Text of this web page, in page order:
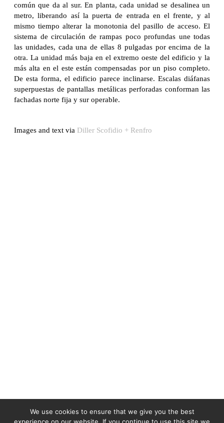
común que da al sur. En planta, cada unidad se desalinea un
metro, liberando así la puerta de entrada en el frente, y al
mismo tiempo alterar la monotonia del pasillo de acceso. El
sistema de circulación de rampas poco profundas une todas
las unidades, cada una de ellas 8 pulgadas por encima de la
otra. La unidad más baja en el extremo oeste del edificio y la
más alta en el este están compensadas por un piso completo.
De esta forma, el edificio parece inclinarse. Escalas diáfanas
superpuestas de pantallas metálicas perforadas conforman las
fachadas norte fija y sur operable.
Images and text via Diller Scofidio + Renfro
We use cookies to ensure that we give you the best